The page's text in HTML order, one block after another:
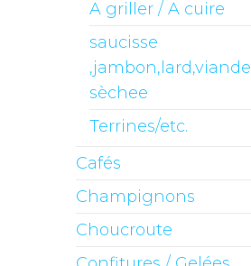
A griller / A cuire
saucisse
,jambon,lard,viande
sèchee
Terrines/etc.
Cafés
Champignons
Choucroute